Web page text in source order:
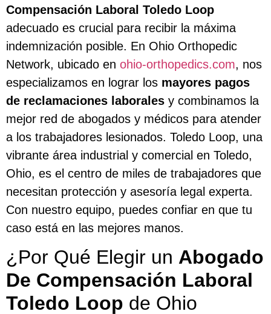
Compensación Laboral Toledo Loop
adecuado es crucial para recibir la máxima
indemnización posible. En Ohio Orthopedic
Network, ubicado en ohio-orthopedics.com, nos
especializamos en lograr los mayores pagos
de reclamaciones laborales y combinamos la
mejor red de abogados y médicos para atender
a los trabajadores lesionados. Toledo Loop, una
vibrante área industrial y comercial en Toledo,
Ohio, es el centro de miles de trabajadores que
necesitan protección y asesoría legal experta.
Con nuestro equipo, puedes confiar en que tu
caso está en las mejores manos.
¿Por Qué Elegir un Abogado
De Compensación Laboral
Toledo Loop de Ohio